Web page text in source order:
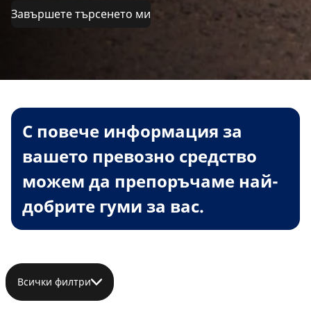
Завършете търсенето ми
С повече информация за
вашето превозно средство
можем да препоръчаме най-
добрите гуми за вас.
Всички филтри